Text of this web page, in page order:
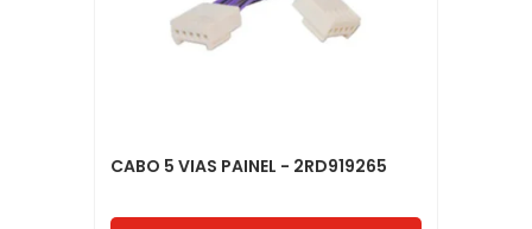
CABO 5 VIAS PAINEL - 2RD919265